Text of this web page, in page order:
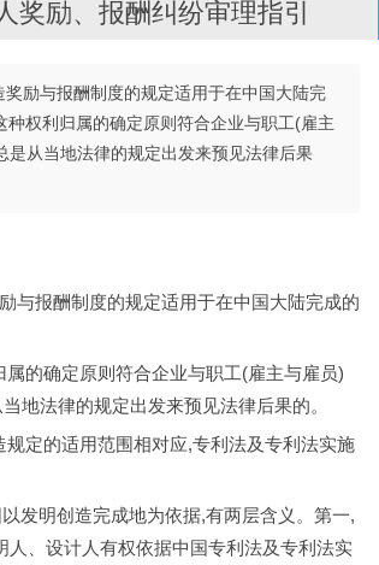
励、报酬纠纷审理指引
与报酬制度的规定适用于在中国大陆完
权利归属的确定原则符合企业与职工(雇主
从当地法律的规定出发来预见法律后果
报酬制度的规定适用于在中国大陆完成的
的确定原则符合企业与职工(雇主与雇员)
地法律的规定出发来预见法律后果的。
定的适用范围相对应,专利法及专利法实施
明创造完成地为依据,有两层含义。第一,
、设计人有权依据中国专利法及专利法实